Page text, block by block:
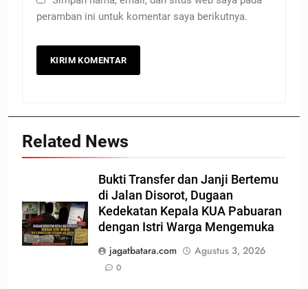
peramban ini untuk komentar saya berikutnya.
Related News
Bukti Transfer dan Janji Bertemu
di Jalan Disorot, Dugaan
Kedekatan Kepala KUA Pabuaran
dengan Istri Warga Mengemuka
jagatbatara.com
Agustus 3, 2026
0